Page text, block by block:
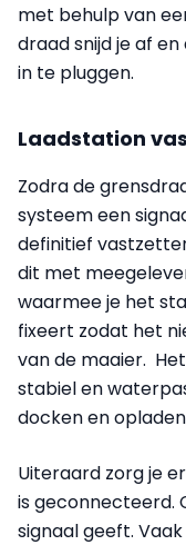
met behulp van
draad snijd je af
in te pluggen.
Laadstation
Zodra de
systeem een
definitief
dit met
waarmee je het
fixeert zodat het
van de maaier.
stabiel en
docken en
Uiteraard zorg je
is geconnecteerd.
signaal geeft.